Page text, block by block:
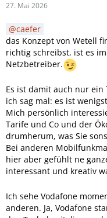
27. Mai 2026
caefer
das Konzept von Wetell
richtig schreibst, ist es
Netzbetreiber.
Es ist damit auch nur
ich sag mal: es ist
Mich persönlich
Tarife und Co und der
drumherum, was Sie
Bei anderen
hier aber gefühlt ne
interessant und kreativ
Ich sehe Vodafone
anderen. Ja, Vodafone